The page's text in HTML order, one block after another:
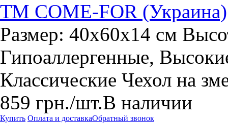
ТМ COME-FOR (Украина)
Размер: 40х60х14 см
Гипоаллергенные,
Классические Чехол на
859 грн./шт.В наличии
Купить Оплата и доставкаОбратный звонок